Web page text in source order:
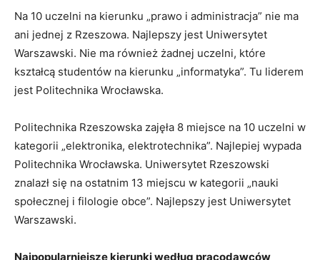
Na 10 uczelni na kierunku „prawo i administracja” nie ma
ani jednej z Rzeszowa. Najlepszy jest Uniwersytet
Warszawski. Nie ma również żadnej uczelni, które
kształcą studentów na kierunku „informatyka”. Tu liderem
jest Politechnika Wrocławska.
Politechnika Rzeszowska zajęła 8 miejsce na 10 uczelni w
kategorii „elektronika, elektrotechnika”. Najlepiej wypada
Politechnika Wrocławska. Uniwersytet Rzeszowski
znalazł się na ostatnim 13 miejscu w kategorii „nauki
społecznej i filologie obce”. Najlepszy jest Uniwersytet
Warszawski.
Najpopularniejsze kierunki według pracodawców